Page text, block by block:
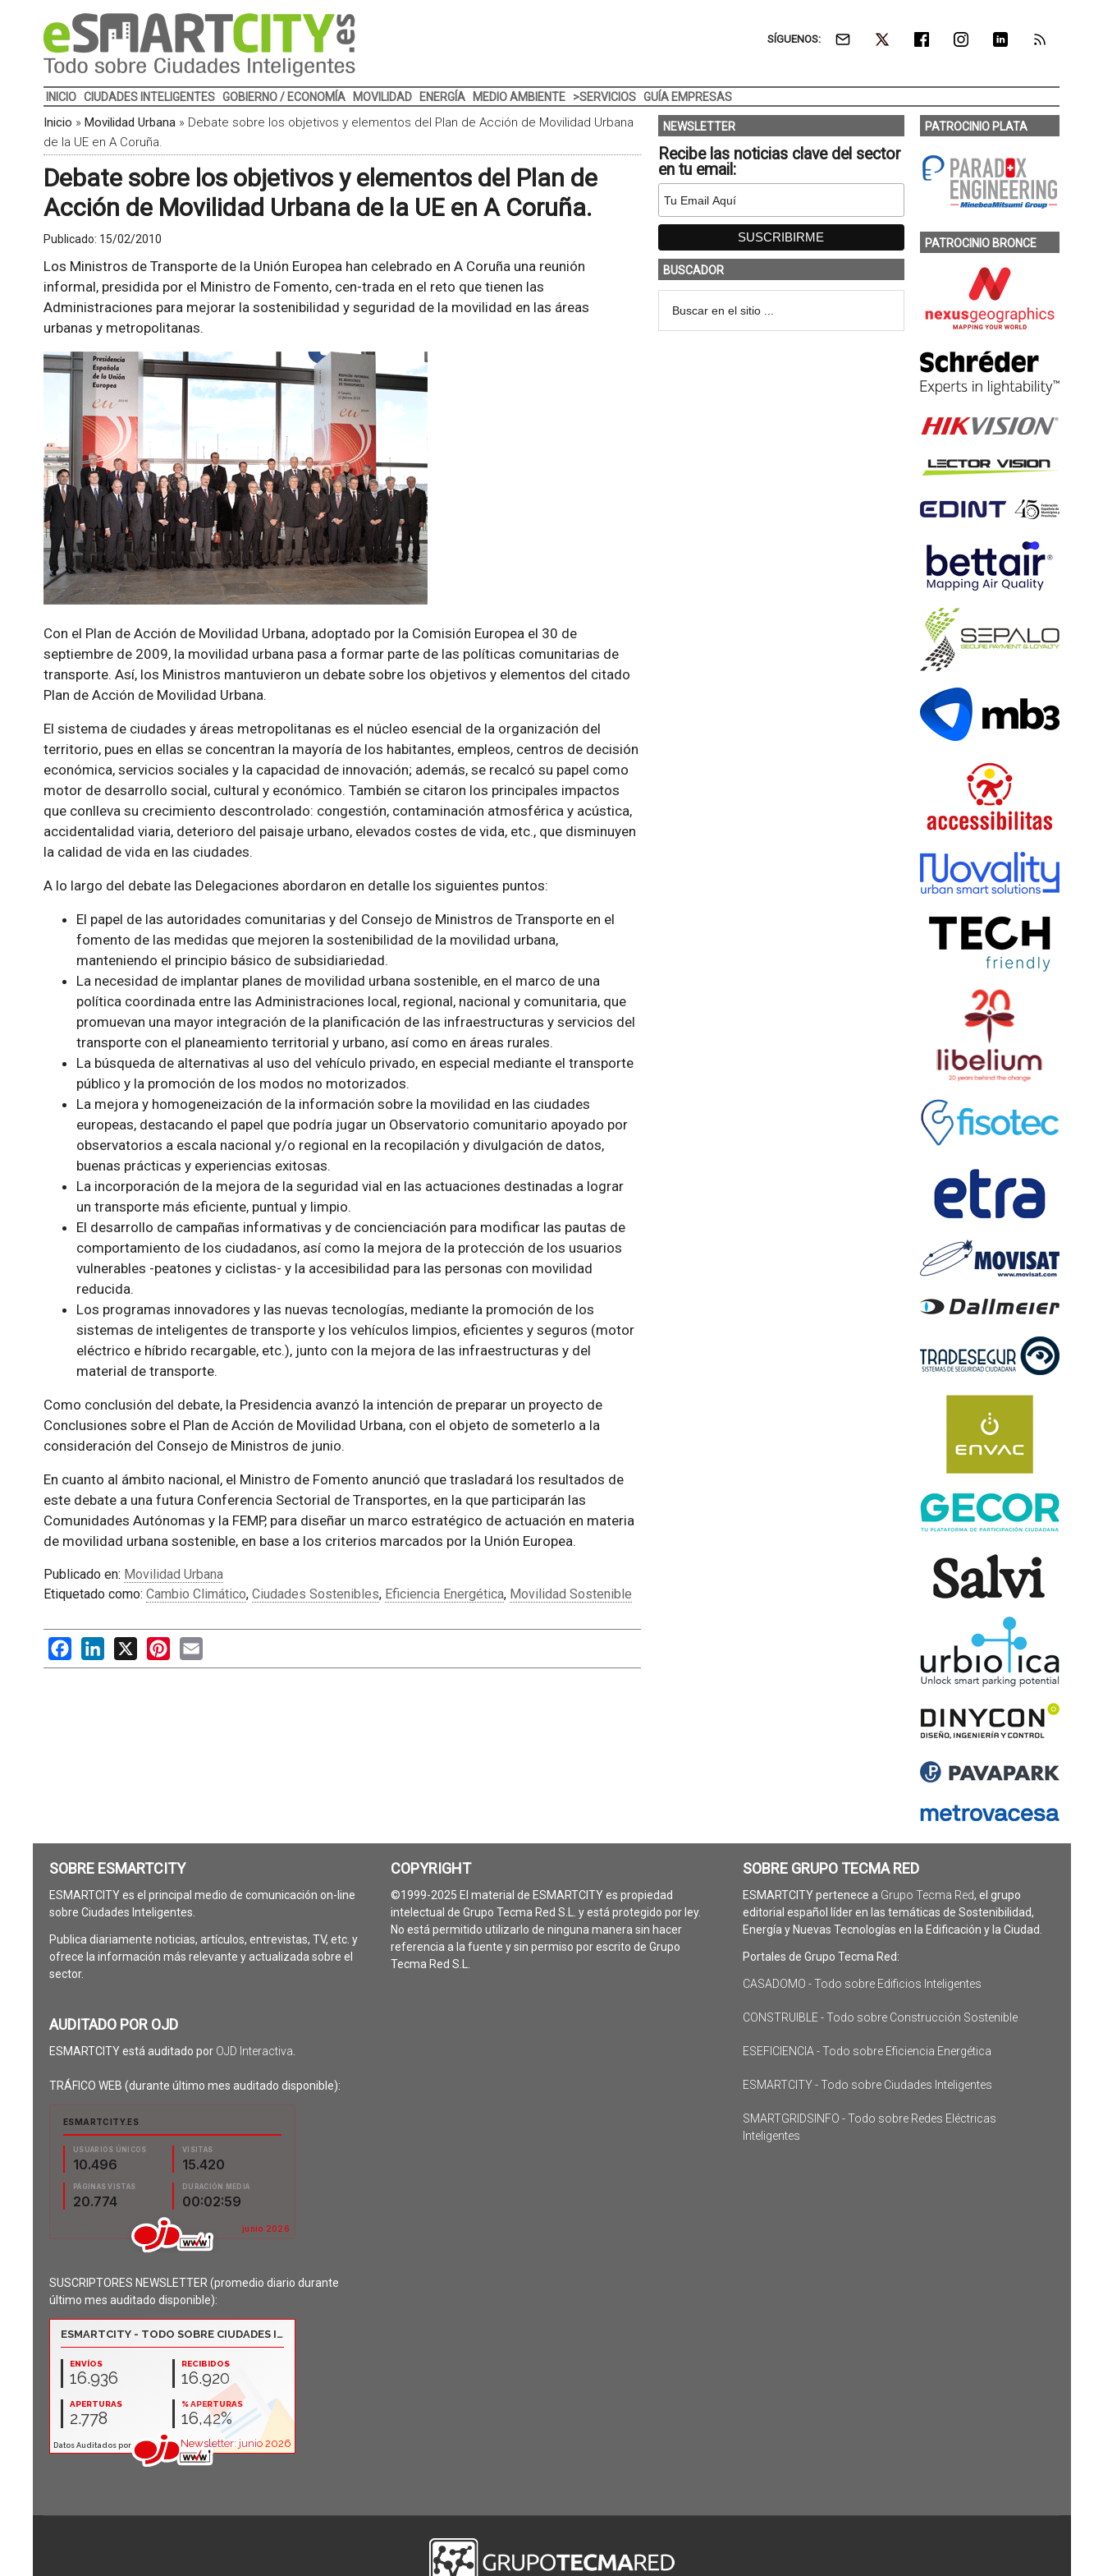
SÍGUENOS:
INICIO CIUDADES INTELIGENTES GOBIERNO / ECONOMÍA MOVILIDAD ENERGÍA MEDIO AMBIENTE >SERVICIOS GUÍA EMPRESAS
Inicio » Movilidad Urbana» Debate sobre los objetivos y elementos del Plan de Acción de Movilidad Urbana
de la UE en A Coruña.
Debate sobre los objetivos y elementos del Plan de
Acción de Movilidad Urbana de la UE en A Coruña.
Publicado: 15/02/2010
Los Ministros de Transporte de la Unión Europea han celebrado en A Coruña una reunión
informal, presidida por el Ministro de Fomento, cen-trada en el reto que tienen las
Administraciones para mejorar la sostenibilidad y seguridad de la movilidad en las áreas
urbanas y metropolitanas.
Con el Plan de Acción de Movilidad Urbana, adoptado por la Comisión Europea el 30 de
septiembre de 2009, la movilidad urbana pasa a formar parte de las políticas comunitarias de
transporte. Así, los Ministros mantuvieron un debate sobre los objetivos y elementos del citado
Plan de Acción de Movilidad Urbana.
El sistema de ciudades y áreas metropolitanas es el núcleo esencial de la organización del
territorio, pues en ellas se concentran la mayoría de los habitantes, empleos, centros de decisión
económica, servicios sociales y la capacidad de innovación; además, se recalcó su papel como
motor de desarrollo social, cultural y económico. También se citaron los principales impactos
que conlleva su crecimiento descontrolado: congestión, contaminación atmosférica y acústica,
accidentalidad viaria, deterioro del paisaje urbano, elevados costes de vida, etc., que disminuyen
la calidad de vida en las ciudades.
A lo largo del debate las Delegaciones abordaron en detalle los siguientes puntos:
El papel de las autoridades comunitarias y del Consejo de Ministros de Transporte en el
fomento de las medidas que mejoren la sostenibilidad de la movilidad urbana,
manteniendo el principio básico de subsidiariedad.
La necesidad de implantar planes de movilidad urbana sostenible, en el marco de una
política coordinada entre las Administraciones local, regional, nacional y comunitaria, que
promuevan una mayor integración de la planificación de las infraestructuras y servicios del
transporte con el planeamiento territorial y urbano, así como en áreas rurales.
La búsqueda de alternativas al uso del vehículo privado, en especial mediante el transporte
público y la promoción de los modos no motorizados.
La mejora y homogeneización de la información sobre la movilidad en las ciudades
europeas, destacando el papel que podría jugar un Observatorio comunitario apoyado por
observatorios a escala nacional y/o regional en la recopilación y divulgación de datos,
buenas prácticas y experiencias exitosas.
La incorporación de la mejora de la seguridad vial en las actuaciones destinadas a lograr
un transporte más eficiente, puntual y limpio.
El desarrollo de campañas informativas y de concienciación para modificar las pautas de
comportamiento de los ciudadanos, así como la mejora de la protección de los usuarios
vulnerables -peatones y ciclistas- y la accesibilidad para las personas con movilidad
reducida.
Los programas innovadores y las nuevas tecnologías, mediante la promoción de los
sistemas de inteligentes de transporte y los vehículos limpios, eficientes y seguros (motor
eléctrico e híbrido recargable, etc.), junto con la mejora de las infraestructuras y del
material de transporte.
Como conclusión del debate, la Presidencia avanzó la intención de preparar un proyecto de
Conclusiones sobre el Plan de Acción de Movilidad Urbana, con el objeto de someterlo a la
consideración del Consejo de Ministros de junio.
En cuanto al ámbito nacional, el Ministro de Fomento anunció que trasladará los resultados de
este debate a una futura Conferencia Sectorial de Transportes, en la que participarán las
Comunidades Autónomas y la FEMP, para diseñar un marco estratégico de actuación en materia
de movilidad urbana sostenible, en base a los criterios marcados por la Unión Europea.
Publicado en: Movilidad Urbana
Etiquetado como: Cambio Climático, Ciudades Sostenibles, Eficiencia Energética, Movilidad Sostenible
FacebookLinkedIn
X PinterestEmail
NEWSLETTER
Recibe las noticias clave del sector
en tu email:
BUSCADOR
PATROCINIO PLATA
PATROCINIO BRONCE
SOBRE ESMARTCITY
ESMARTCITY es el principal medio de comunicación on-line
sobre Ciudades Inteligentes.
Publica diariamente noticias, artículos, entrevistas, TV, etc. y
ofrece la información más relevante y actualizada sobre el
sector.
AUDITADO POR OJD
ESMARTCITY está auditado por OJD Interactiva
TRÁFICO WEB (durante último mes auditado disponible):
SUSCRIPTORES NEWSLETTER (promedio diario durante
último mes auditado disponible):
COPYRIGHT
©1999-2025 El material de ESMARTCITY es propiedad
intelectual de Grupo Tecma Red S.L. y está protegido por ley.
No está permitido utilizarlo de ninguna manera sin hacer
referencia a la fuente y sin permiso por escrito de Grupo
Tecma Red S.L.
SOBRE GRUPO TECMA RED
ESMARTCITY pertenece a Grupo Tecma Red, el grupo
editorial español líder en las temáticas de Sostenibilidad,
Energía y Nuevas Tecnologías en la Edificación y la Ciudad.
Portales de Grupo Tecma Red:
CASADOMO - Todo sobre Edificios Inteligentes
CONSTRUIBLE - Todo sobre Construcción Sostenible
ESEFICIENCIA - Todo sobre Eficiencia Energética
ESMARTCITY - Todo sobre Ciudades Inteligentes
SMARTGRIDSINFO - Todo sobre Redes Eléctricas
Inteligentes